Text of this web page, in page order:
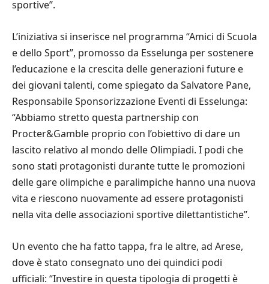
sportive”.
L’iniziativa si inserisce nel programma “Amici di Scuola
e dello Sport”, promosso da Esselunga per sostenere
l’educazione e la crescita delle generazioni future e
dei giovani talenti, come spiegato da Salvatore Pane,
Responsabile Sponsorizzazione Eventi di Esselunga:
“Abbiamo stretto questa partnership con
Procter&Gamble proprio con l’obiettivo di dare un
lascito relativo al mondo delle Olimpiadi. I podi che
sono stati protagonisti durante tutte le promozioni
delle gare olimpiche e paralimpiche hanno una nuova
vita e riescono nuovamente ad essere protagonisti
nella vita delle associazioni sportive dilettantistiche”.
Un evento che ha fatto tappa, fra le altre, ad Arese,
dove è stato consegnato uno dei quindici podi
ufficiali: “Investire in questa tipologia di progetti è